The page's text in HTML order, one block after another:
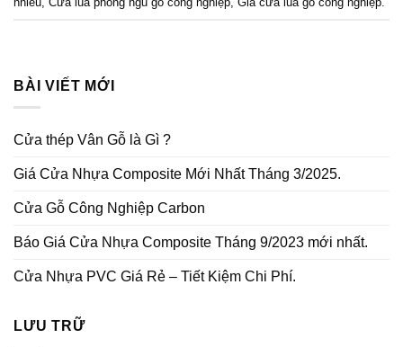
BÀI VIẾT MỚI
Cửa thép Vân Gỗ là Gì ?
Giá Cửa Nhựa Composite Mới Nhất Tháng 3/2025.
Cửa Gỗ Công Nghiệp Carbon
Báo Giá Cửa Nhựa Composite Tháng 9/2023 mới nhất.
Cửa Nhựa PVC Giá Rẻ – Tiết Kiệm Chi Phí.
LƯU TRỮ